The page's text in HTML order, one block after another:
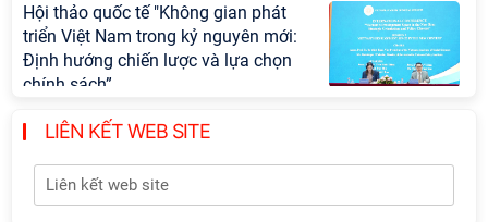
Hội thảo quốc tế "Không gian phát
triển Việt Nam trong kỷ nguyên mới:
Định hướng chiến lược và lựa chọn
chính sách”
Khai quật công trường khai thác đá
Tôn
LIÊN KẾT WEB SITE